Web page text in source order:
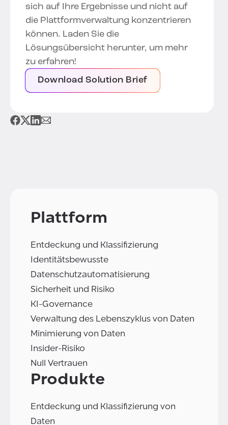
sich auf Ihre Ergebnisse und nicht auf
die Plattformverwaltung konzentrieren
können. Laden Sie die
Lösungsübersicht herunter, um mehr
zu erfahren!
Download Solution Brief
Plattform
Entdeckung und Klassifizierung
Identitätsbewusste
Datenschutzautomatisierung
Sicherheit und Risiko
KI-Governance
Verwaltung des Lebenszyklus von Daten
Minimierung von Daten
Insider-Risiko
Null Vertrauen
Produkte
Entdeckung und Klassifizierung von
Daten